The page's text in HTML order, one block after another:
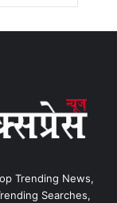
Trending News,
Searches,